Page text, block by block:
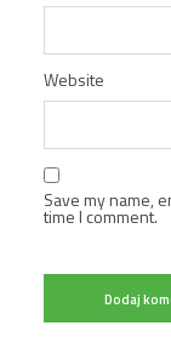
Website
Save my name,
time I comment.